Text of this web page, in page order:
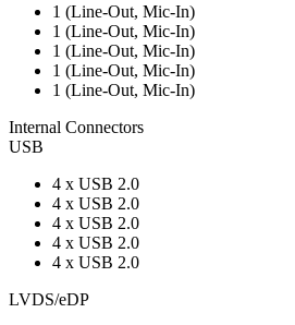
1 (Line-Out, Mic-In)
1 (Line-Out, Mic-In)
1 (Line-Out, Mic-In)
1 (Line-Out, Mic-In)
1 (Line-Out, Mic-In)
Internal Connectors
USB
4 x USB 2.0
4 x USB 2.0
4 x USB 2.0
4 x USB 2.0
4 x USB 2.0
LVDS/eDP